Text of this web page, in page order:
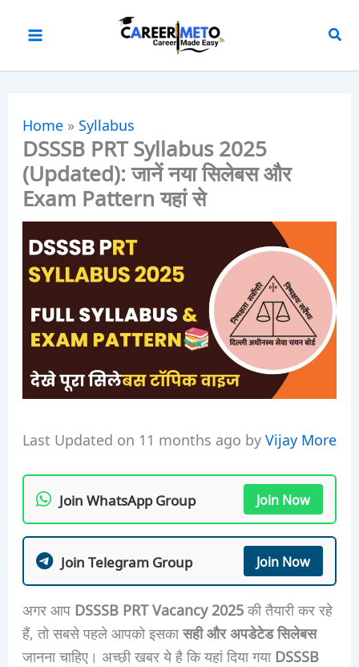
Home» Syllabus
DSSSB PRT Syllabus 2025
(Updated): जानें नया सिलेबस और
Exam Pattern यहां से
Last Updated on 11 months ago byVijay More
Join WhatsApp Group Join Now
Join Telegram Group Join Now
अगर आप DSSSB PRT Vacancy 2025की तैयारी कर रहे
हैं, तो सबसे पहले आपको इसकासही और अपडेटेड सिलेबस
जानना चाहिए। अच्छी खबर ये है कि यहां दिया गयाDSSSB